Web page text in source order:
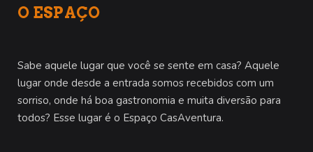
O ESPAÇO
Sabe aquele lugar que você se sente em casa? Aquele
lugar onde desde a entrada somos recebidos com um
sorriso, onde há boa gastronomia e muita diversão para
todos? Esse lugar é o Espaço CasAventura.